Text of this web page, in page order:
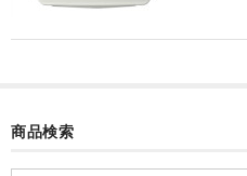
メロディ時計(集合)
商品検索